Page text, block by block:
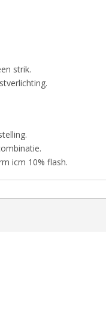
strik.
icm 10% flash.